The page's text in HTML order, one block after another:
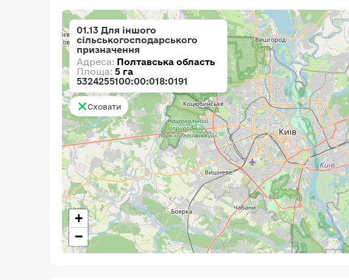
+
−
01.13 Для іншого
сільськогосподарського
призначення
Адреса: Полтавська область
Площа: 5 га
5324255100:00:018:0191
Сховати